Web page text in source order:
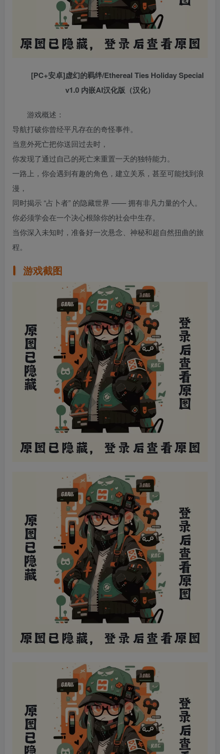
[PC+安卓]虚幻的羁绊/Ethereal Ties Holiday Special
v1.0 内嵌AI汉化版（汉化）
游戏概述：
导航打破你曾经平凡存在的奇怪事件。
当意外死亡把你送回过去时，
你发现了通过自己的死亡来重置一天的独特能力。
一路上，你会遇到有趣的角色，建立关系，甚至可能找到浪
漫，
同时揭示 “占卜者” 的隐藏世界 —— 拥有非凡力量的个人。
你必须学会在一个决心根除你的社会中生存。
当你深入未知时，准备好一次悬念、神秘和超自然扭曲的旅
程。
游戏截图